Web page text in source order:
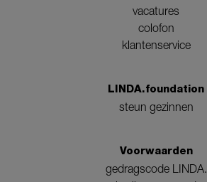
vacatures
colofon
klantenservice
LINDA.foundation
steun gezinnen
Voorwaarden
gedragscode LINDA.